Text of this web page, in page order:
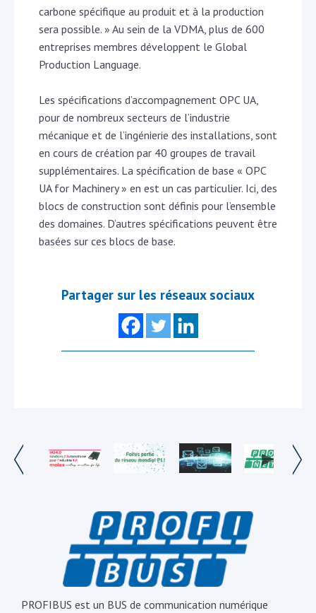
carbone spécifique au produit et à la production
sera possible. » Au sein de la VDMA, plus de 600
entreprises membres développent le Global
Production Language.
Les spécifications d’accompagnement OPC UA,
pour de nombreux secteurs de l’industrie
mécanique et de l’ingénierie des installations, sont
en cours de création par 40 groupes de travail
supplémentaires. La spécification de base « OPC
UA for Machinery » en est un cas particulier. Ici, des
blocs de construction sont définis pour l’ensemble
des domaines. D’autres spécifications peuvent être
basées sur ces blocs de base.
Partager sur les réseaux sociaux
PROFIBUS est un BUS de communication numérique